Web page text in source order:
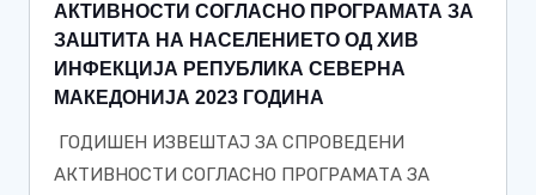
АКТИВНОСТИ СОГЛАСНО ПРОГРАМАТА ЗА
ЗАШТИТА НА НАСЕЛЕНИЕТО ОД ХИВ
ИНФЕКЦИЈА РЕПУБЛИКА СЕВЕРНА
МАКЕДОНИЈА 2023 ГОДИНА
ГОДИШЕН ИЗВЕШТАЈ ЗА СПРОВЕДЕНИ
АКТИВНОСТИ СОГЛАСНО ПРОГРАМАТА ЗА